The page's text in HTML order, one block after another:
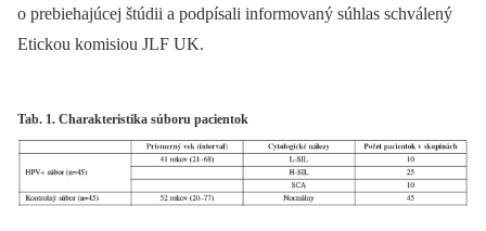
o prebiehajúcej štúdii a podpísali informovaný súhlas schválený
Etickou komisiou JLF UK.
Tab. 1. Charakteristika súboru pacientok